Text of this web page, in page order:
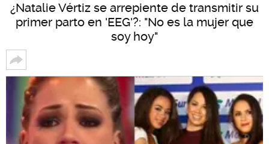
¿Natalie Vértiz se arrepiente de transmitir su
primer parto en 'EEG'?: "No es la mujer que
soy hoy"